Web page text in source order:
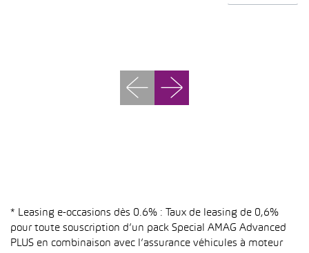
* Leasing e-occasions dès 0.6% : Taux de leasing de 0,6%
pour toute souscription d’un pack Special AMAG Advanced
PLUS en combinaison avec l’assurance véhicules à moteur